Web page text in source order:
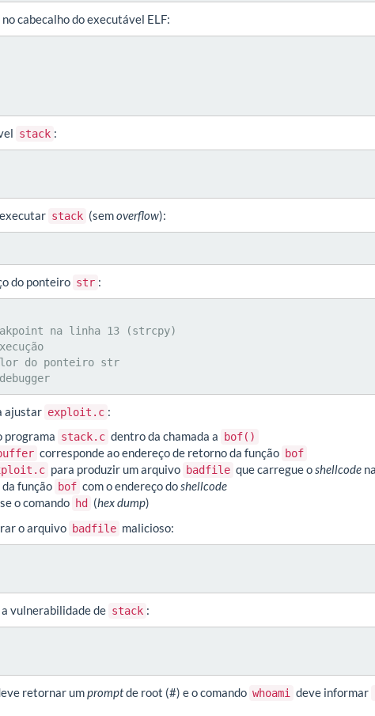
cabecalho do executável ELF:
stack :
stack (semoverflow):
do ponteiro str :
debugger
ajustar exploit.c :
programa stack.c dentro da chamada a bof()
corresponde ao endereço de retorno da função bof
para produzir um arquivo badfile que carregue oshellcode
função bof com o endereço doshellcode
o comando hd (hex dump)
o arquivo badfile malicioso:
vulnerabilidade de stack :
retornar umpromptde root (#) e o comando whoami deve informar